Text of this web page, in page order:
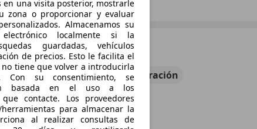
349.900 Sin comparación
una visita posterior, mostrarle
zona o proporcionar y evaluar
Almacenamos su
localmente si la
guardadas, vehículos
de precios. Esto le facilita el
tiene que volver a introducirla
Con su consentimiento, se
basada en el uso a los
contacte. Los proveedores
para almacenar la
al realizar consultas de